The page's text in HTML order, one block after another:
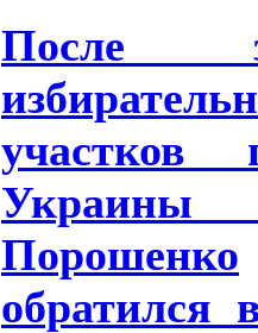
После
участков
Порошенко
обратился